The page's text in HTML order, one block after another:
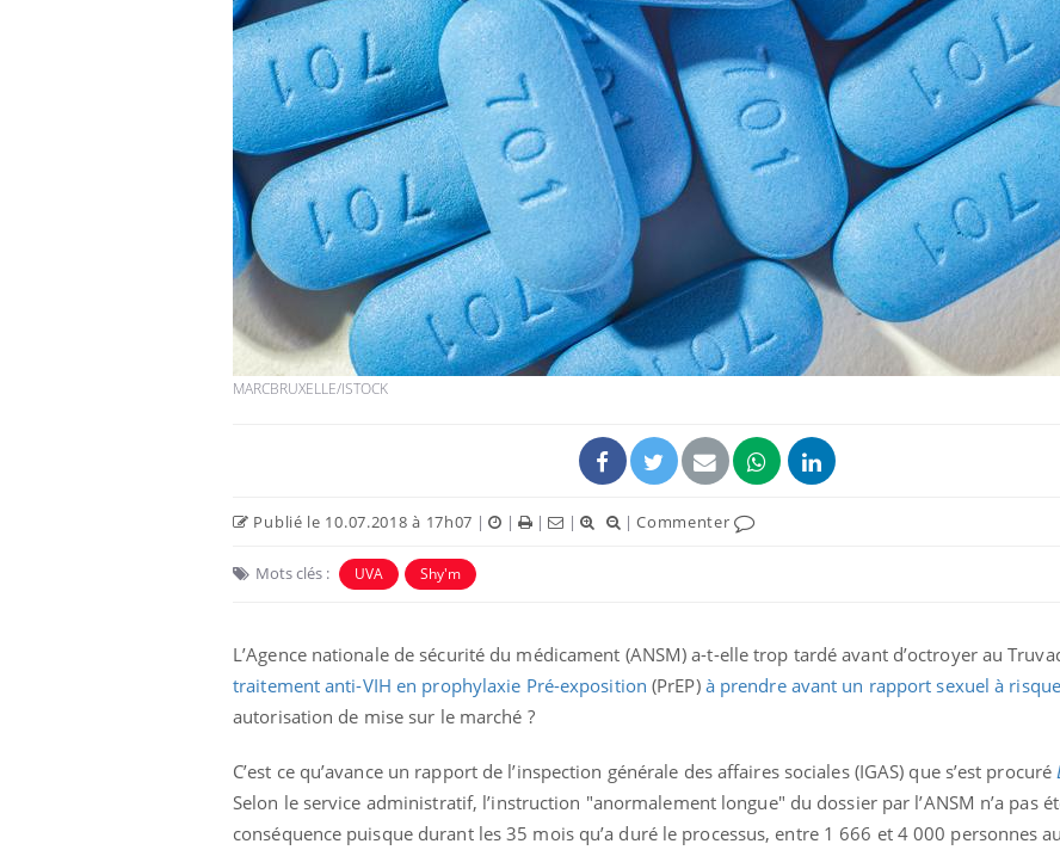
MARCBRUXELLE/ISTOCK
Publié le 10.07.2018 à 17h07 | | | | |Commenter
Mots clés : UVA Shy'm
L’Agence nationale de sécurité du médicament (ANSM) a-t-elle trop tardé avant d’octroyer au
traitement anti-VIH en prophylaxie Pré-exposition (PrEP) à prendre avant un rapport sexuel à risque
autorisation de mise sur le marché ?
C’est ce qu’avance un rapport de l’inspection générale des affaires sociales (IGAS) que s’est procuré
Selon le service administratif, l’instruction "anormalement longue" du dossier par l’ANSM n’a pas
conséquence puisque durant les 35 mois qu’a duré le processus, entre 1 666 et 4 000 personnes
Fatigue en vacances :
normal ou signe d’une
maladie ?
Et si les caries pouvaient
bientôt disparaître sans
plombage ?
Les troubles du sommeil
Mon enfant est-il trop
sensible ou simplement
très empathique ?